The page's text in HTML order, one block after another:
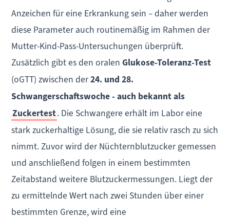
Anzeichen für eine Erkrankung sein – daher werden
diese Parameter auch routinemäßig im Rahmen der
Mutter-Kind-Pass-Untersuchungen überprüft.
Zusätzlich gibt es den oralenGlukose-Toleranz-Test
(oGTT) zwischen der24. und 28.
Schwangerschaftswoche - auch bekannt als
Zuckertest. Die Schwangere erhält im Labor eine
stark zuckerhaltige Lösung, die sie relativ rasch zu sich
nimmt. Zuvor wird der Nüchternblutzucker gemessen
und anschließend folgen in einem bestimmten
Zeitabstand weitere Blutzuckermessungen. Liegt der
zu ermittelnde Wert nach zwei Stunden über einer
bestimmten Grenze, wird eine